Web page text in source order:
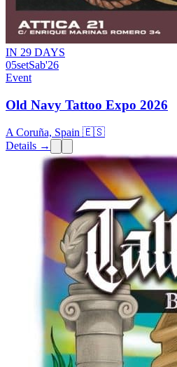
IN 29 DAYS
05setSab'26
Event
Old Navy Tattoo Expo 2026
A Coruña, Spain 🇪🇸
Details →